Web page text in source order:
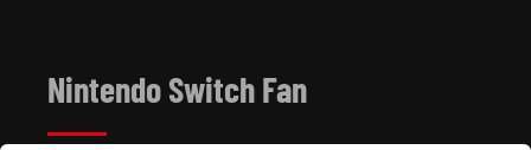
Nintendo Switch Fan